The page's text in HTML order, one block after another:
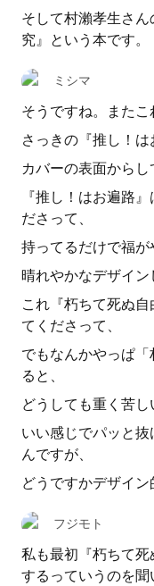
そして村瀨孝生さ
究』という本です。
ミシマ
そうですね。またこ
さっきの『推し！は
カバーの表面からし
『推し！はお遍路
ださって、
持ってるだけで福が
晴れやかなデザイン
これ『朽ちて死ぬ
てくださって、
でもなんかやっぱ
ると、
どうしても重く苦し
いい感じでパッと
んですが、
どうですかデザイン
フジモト
私も最初『朽ちて
するっていうのを聞